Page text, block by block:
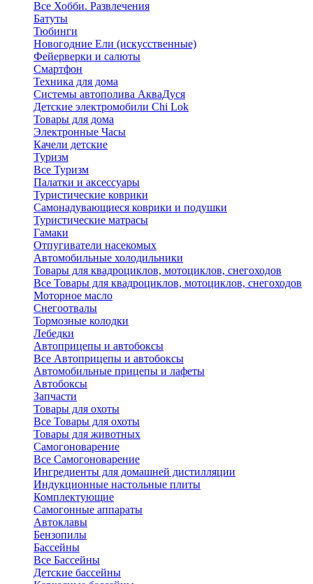
Все Хобби. Развлечения
Батуты
Тюбинги
Новогодние Ели (искусственные)
Фейерверки и салюты
Смартфон
Техника для дома
Системы автополива АкваДуся
Детские электромобили Chi Lok
Товары для дома
Электронные Часы
Качели детские
Туризм
Все Туризм
Палатки и аксессуары
Туристические коврики
Самонадувающиеся коврики и подушки
Туристические матрасы
Гамаки
Отпугиватели насекомых
Автомобильные холодильники
Товары для квадроциклов, мотоциклов, снегоходов
Все Товары для квадроциклов, мотоциклов, снегоходов
Моторное масло
Снегоотвалы
Тормозные колодки
Лебедки
Автоприцепы и автобоксы
Все Автоприцепы и автобоксы
Автомобильные прицепы и лафеты
Автобоксы
Запчасти
Товары для охоты
Все Товары для охоты
Товары для животных
Самогоноварение
Все Самогоноварение
Ингредиенты для домашней дистилляции
Индукционные настольные плиты
Комплектующие
Самогонные аппараты
Автоклавы
Бензопилы
Бассейны
Все Бассейны
Детские бассейны